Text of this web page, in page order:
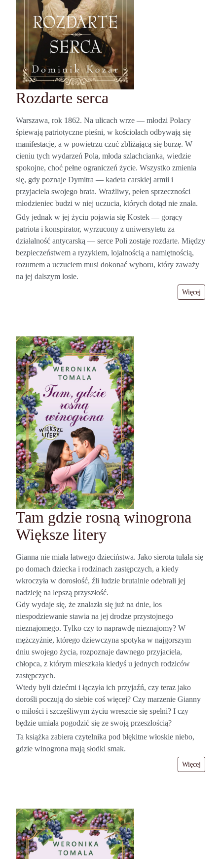
Rozdarte serca
Warszawa, rok 1862. Na ulicach wrze — młodzi Polacy
śpiewają patriotyczne pieśni, w kościołach odbywają się
manifestacje, a w powietrzu czuć zbliżającą się burzę. W
cieniu tych wydarzeń Pola, młoda szlachcianka, wiedzie
spokojne, choć pełne ograniczeń życie. Wszystko zmienia
się, gdy poznaje Dymitra — kadeta carskiej armii i
przyjaciela swojego brata. Wrażliwy, pełen sprzeczności
młodzieniec budzi w niej uczucia, których dotąd nie znała.
Gdy jednak w jej życiu pojawia się Kostek — gorący
patriota i konspirator, wyrzucony z uniwersytetu za
działalność antycarską — serce Poli zostaje rozdarte. Między
bezpieczeństwem a ryzykiem, lojalnością a namiętnością,
rozumem a uczuciem musi dokonać wyboru, który zaważy
na jej dalszym losie.
Więcej
Tam gdzie rosną winogrona
Większe litery
Gianna nie miała łatwego dzieciństwa. Jako sierota tułała się
po domach dziecka i rodzinach zastępczych, a kiedy
wkroczyła w dorosłość, źli ludzie brutalnie odebrali jej
nadzieję na lepszą przyszłość.
Gdy wydaje się, że znalazła się już na dnie, los
niespodziewanie stawia na jej drodze przystojnego
nieznajomego. Tylko czy to naprawdę nieznajomy? W
mężczyźnie, którego dziewczyna spotyka w najgorszym
dniu swojego życia, rozpoznaje dawnego przyjaciela,
chłopca, z którym mieszkała kiedyś u jednych rodziców
zastępczych.
Wtedy byli dziećmi i łączyła ich przyjaźń, czy teraz jako
dorośli poczują do siebie coś więcej? Czy marzenie Gianny
o miłości i szczęśliwym życiu wreszcie się spełni? I czy
będzie umiała pogodzić się ze swoją przeszłością?
Ta książka zabiera czytelnika pod błękitne włoskie niebo,
gdzie winogrona mają słodki smak.
Więcej